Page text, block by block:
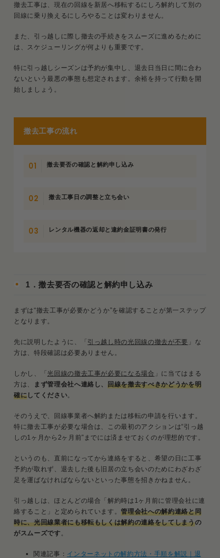
撤去工事は、現在の回線を新居へ移転するにしろ解約して別の
回線に乗り換えるにしろやることは変わりません。
また、引っ越しに際し撤去の手続きをスムーズに進めるために
は、スケジューリングが何よりも重要です。
特に引っ越しシーズンは予約が集中し、退去日当日に間に合わ
ないという最悪の事態も想定されます。余裕を持って行動を開
始しましょう。
撤去工事の流れ
撤去要否の確認と解約申し込み
撤去工事日の調整と立ち会い
レンタル機器の返却と違約金証明書の発行
1．撤去要否の確認と解約申し込み
まずは“撤去工事が必要かどうか”を確認することが第一ステップ
となります。
先に説明したように、「引っ越し時の光回線の撤去が不要 」な
方は、特段確認は必要ありません。
しかし、「光回線の撤去工事が必要になる場合
」に当てはまる
方は、
まず管理会社へ連絡し、回線を撤去すべきかどうかを明
確に してください。
そのうえで、回線事業者へ解約または移転の申請を行います。
特に撤去工事が必要な場合は、この最初のアクションは“引っ越
しの1ヶ月から2ヶ月前”までには済ませておくのが理想的です。
というのも、直前になってから連絡をすると、希望の日に工事
予約が取れず、退去した後も旧居の立ち会いのためにわざわざ
足を運ばなければならないといった事態を招きかねません。
引っ越しは、ほとんどの場合「解約時は1ヶ月前に管理会社に連
絡すること」と定められています。管理会社への解約連絡と同
時に、光回線業者にも移転もしくは解約の連絡をしてしまうの
がスムーズです 。
関連記事： インターネットの解約方法・手順を解説｜退